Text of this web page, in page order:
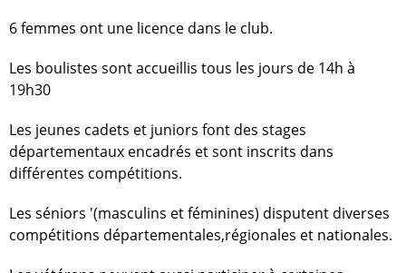
6 femmes ont une licence dans le club.
Les boulistes sont accueillis tous les jours de 14h à
19h30
Les jeunes cadets et juniors font des stages
départementaux encadrés et sont inscrits dans
différentes compétitions.
Les séniors '(masculins et féminines) disputent diverses
compétitions départementales,régionales et nationales.